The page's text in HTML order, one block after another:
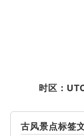
时区：
古风景点标签